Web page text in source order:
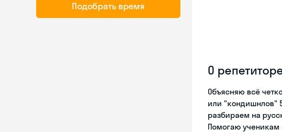
Подобрать время
О
Объясняю всё
или "кондишнлов"
разбираем на
Помогаю